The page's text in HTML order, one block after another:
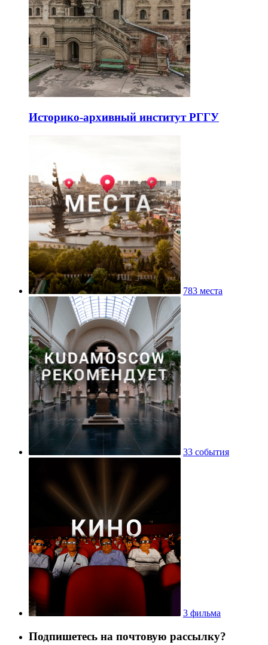
Историко-архивный институт РГГУ
783 места
33 события
3 фильма
Подпишетесь на почтовую рассылку?